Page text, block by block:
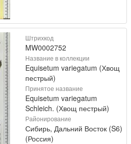
Штрихкод
MW0002752
Название в коллекции
Equisetum variegatum (Хвощ
пестрый)
Принятое название
Equisetum variegatum
Schleich. (Хвощ пестрый)
Районирование
Сибирь, Дальний Восток (S6)
(Россия)